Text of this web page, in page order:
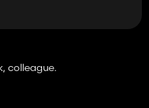
includono la coltivazione,
lo spargimento della calce,
la falciatura, lo
e la raccolta delle pietre.
colleague.